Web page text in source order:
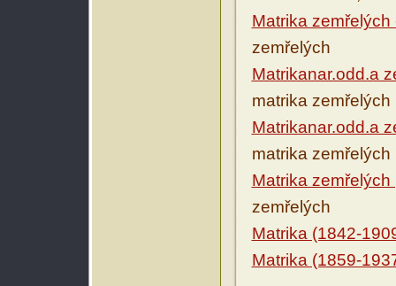
Matrika
zemřelých
Matrikanar.odd.a
matrika zemřelých
Matrikanar.odd.a
matrika zemřelých
Matrika
zemřelých
Matrika (1842-
Matrika (1859-